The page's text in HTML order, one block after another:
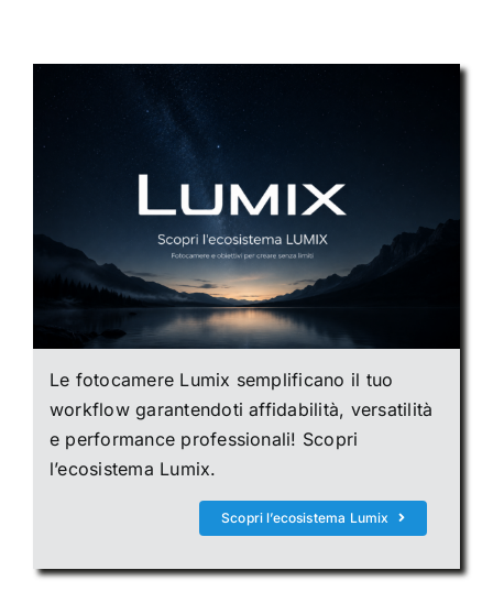
Le fotocamere Lumix semplificano il tuo
workflow garantendoti affidabilità, versatilità
e performance professionali! Scopri
l’ecosistema Lumix.
Scopri l’ecosistema Lumix